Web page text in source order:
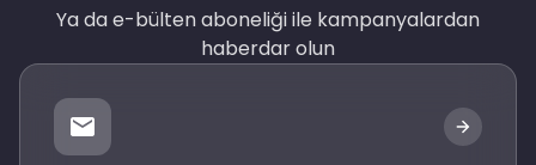
Ya da e-bülten aboneliği ile kampanyalardan
haberdar olun